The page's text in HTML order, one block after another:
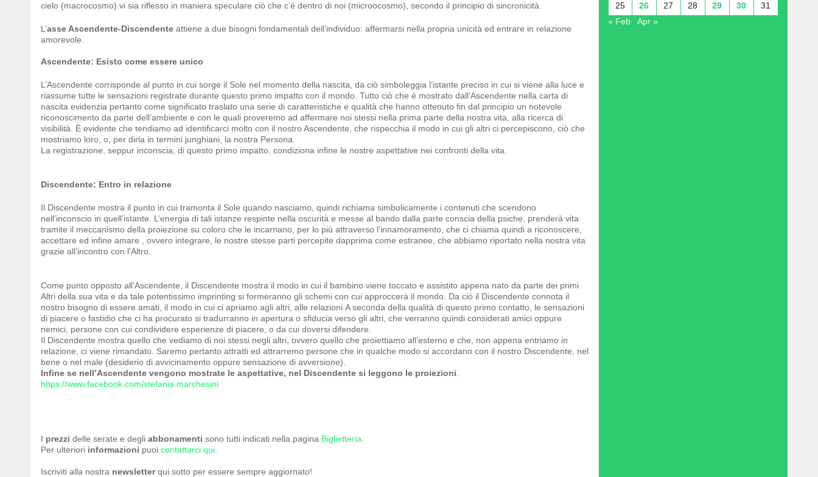
cielo (macrocosmo) vi sia riflesso in maniera speculare ciò che c’è dentro di noi (microocosmo), secondo il principio di sincronicità.
L’asse Ascendente-Discendenteattiene a due bisogni fondamentali dell’individuo: affermarsi nella propria unicità ed entrare in relazione
amorevole.
Ascendente: Esisto come essere unico
L’Ascendente corrisponde al punto in cui sorge il Sole nel momento della nascita, da ciò simboleggia l’istante preciso in cui si viene alla luce e
riassume tutte le sensazioni registrate durante questo primo impatto con il mondo. Tutto ciò che è mostrato dall’Ascendente nella carta di
nascita evidenzia pertanto come significato traslato una serie di caratteristiche e qualità che hanno ottenuto fin dal principio un notevole
riconoscimento da parte dell’ambiente e con le quali proveremo ad affermare noi stessi nella prima parte della nostra vita, alla ricerca di
visibilità. È evidente che tendiamo ad identificarci molto con il nostro Ascendente, che rispecchia il modo in cui gli altri ci percepiscono, ciò che
mostriamo loro, o, per dirla in termini junghiani, la nostra Persona.
La registrazione, seppur inconscia, di questo primo impatto, condiziona infine le nostre aspettative nei confronti della vita.
Discendente: Entro in relazione
Il Discendente mostra il punto in cui tramonta il Sole quando nasciamo, quindi richiama simbolicamente i contenuti che scendono
nell’inconscio in quell’istante. L’energia di tali istanze respinte nella oscurità e messe al bando dalla parte conscia della psiche, prenderà vita
tramite il meccanismo della proiezione su coloro che le incarnano, per lo più attraverso l’innamoramento, che ci chiama quindi a riconoscere,
accettare ed infine amare , ovvero integrare, le nostre stesse parti percepite dapprima come estranee, che abbiamo riportato nella nostra vita
grazie all’incontro con l’Altro.
Come punto opposto all’Ascendente, il Discendente mostra il modo in cui il bambino viene toccato e assistito appena nato da parte dei primi
Altri della sua vita e da tale potentissimo imprinting si formeranno gli schemi con cui approccerà il mondo. Da ciò il Discendente connota il
nostro bisogno di essere amati, il modo in cui ci apriamo agli altri, alle relazioni.A seconda della qualità di questo primo contatto, le sensazioni
di piacere o fastidio che ci ha procurato si tradurranno in apertura o sfiducia verso gli altri, che verranno quindi considerati amici oppure
nemici, persone con cui condividere esperienze di piacere, o da cui doversi difendere.
Il Discendente mostra quello che vediamo di noi stessi negli altri, ovvero quello che proiettiamo all’esterno e che, non appena entriamo in
relazione, ci viene rimandato. Saremo pertanto attratti ed attrarremo persone che in qualche modo si accordano con il nostro Discendente, nel
bene o nel male (desiderio di avvicinamento oppure sensazione di avversione).
Infine se nell’Ascendente vengono mostrate le aspettative, nel Discendente si leggono le proiezioni
https://www.facebook.com/stefania.marchesini
I prezzi delle serate e degli abbonamenti sono tutti indicati nella pagina Biglietteria
Per ulteriori informazioni puoi contattarci qui.
Iscriviti alla nostra newsletterqui sotto per essere sempre aggiornato!
25
26 27 28 29 30
31
« Feb
Apr »